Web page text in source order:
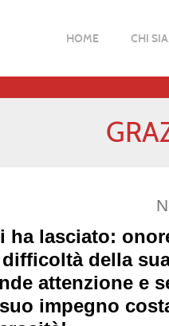
HOME CHI
ha lasciato:
della
attenzione e
impegno